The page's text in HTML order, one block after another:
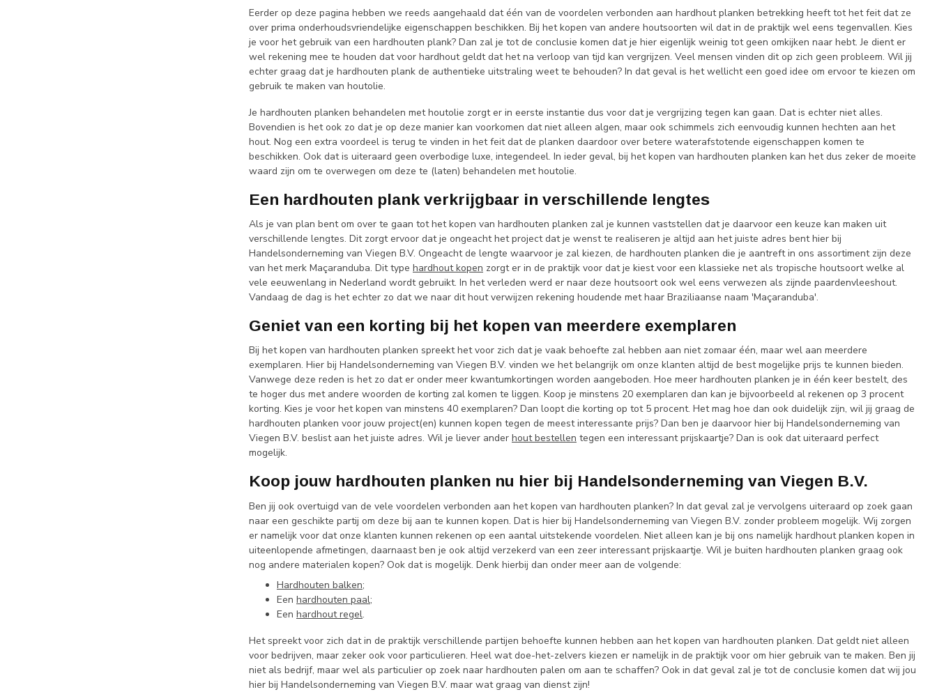
Eerder op deze pagina hebben we reeds aangehaald dat één van de voordelen verbonden aan hardhout planken betrekking heeft tot het feit dat ze
over prima onderhoudsvriendelijke eigenschappen beschikken. Bij het kopen van andere houtsoorten wil dat in de praktijk wel eens tegenvallen. Kies
je voor het gebruik van een hardhouten plank? Dan zal je tot de conclusie komen dat je hier eigenlijk weinig tot geen omkijken naar hebt. Je dient er
wel rekening mee te houden dat voor hardhout geldt dat het na verloop van tijd kan vergrijzen. Veel mensen vinden dit op zich geen probleem. Wil jij
echter graag dat je hardhouten plank de authentieke uitstraling weet te behouden? In dat geval is het wellicht een goed idee om ervoor te kiezen om
gebruik te maken van houtolie.
Je hardhouten planken behandelen met houtolie zorgt er in eerste instantie dus voor dat je vergrijzing tegen kan gaan. Dat is echter niet alles.
Bovendien is het ook zo dat je op deze manier kan voorkomen dat niet alleen algen, maar ook schimmels zich eenvoudig kunnen hechten aan het
hout. Nog een extra voordeel is terug te vinden in het feit dat de planken daardoor over betere waterafstotende eigenschappen komen te
beschikken. Ook dat is uiteraard geen overbodige luxe, integendeel. In ieder geval, bij het kopen van hardhouten planken kan het dus zeker de moeite
waard zijn om te overwegen om deze te (laten) behandelen met houtolie.
Een hardhouten plank verkrijgbaar in verschillende lengtes
Als je van plan bent om over te gaan tot het kopen van hardhouten planken zal je kunnen vaststellen dat je daarvoor een keuze kan maken uit
verschillende lengtes. Dit zorgt ervoor dat je ongeacht het project dat je wenst te realiseren je altijd aan het juiste adres bent hier bij
Handelsonderneming van Viegen B.V. Ongeacht de lengte waarvoor je zal kiezen, de hardhouten planken die je aantreft in ons assortiment zijn deze
van het merk Maçaranduba. Dit type hardhout kopen zorgt er in de praktijk voor dat je kiest voor een klassieke net als tropische houtsoort welke al
vele eeuwenlang in Nederland wordt gebruikt. In het verleden werd er naar deze houtsoort ook wel eens verwezen als zijnde paardenvleeshout.
Vandaag de dag is het echter zo dat we naar dit hout verwijzen rekening houdende met haar Braziliaanse naam 'Maçaranduba'.
Geniet van een korting bij het kopen van meerdere exemplaren
Bij het kopen van hardhouten planken spreekt het voor zich dat je vaak behoefte zal hebben aan niet zomaar één, maar wel aan meerdere
exemplaren. Hier bij Handelsonderneming van Viegen B.V. vinden we het belangrijk om onze klanten altijd de best mogelijke prijs te kunnen bieden.
Vanwege deze reden is het zo dat er onder meer kwantumkortingen worden aangeboden. Hoe meer hardhouten planken je in één keer bestelt, des
te hoger dus met andere woorden de korting zal komen te liggen. Koop je minstens 20 exemplaren dan kan je bijvoorbeeld al rekenen op 3 procent
korting. Kies je voor het kopen van minstens 40 exemplaren? Dan loopt die korting op tot 5 procent. Het mag hoe dan ook duidelijk zijn, wil jij graag de
hardhouten planken voor jouw project(en) kunnen kopen tegen de meest interessante prijs? Dan ben je daarvoor hier bij Handelsonderneming van
Viegen B.V. beslist aan het juiste adres. Wil je liever ander hout bestellen tegen een interessant prijskaartje? Dan is ook dat uiteraard perfect
mogelijk.
Koop jouw hardhouten planken nu hier bij Handelsonderneming van Viegen B.V.
Ben jij ook overtuigd van de vele voordelen verbonden aan het kopen van hardhouten planken? In dat geval zal je vervolgens uiteraard op zoek gaan
naar een geschikte partij om deze bij aan te kunnen kopen. Dat is hier bij Handelsonderneming van Viegen B.V. zonder probleem mogelijk. Wij zorgen
er namelijk voor dat onze klanten kunnen rekenen op een aantal uitstekende voordelen. Niet alleen kan je bij ons namelijk hardhout planken kopen in
uiteenlopende afmetingen, daarnaast ben je ook altijd verzekerd van een zeer interessant prijskaartje. Wil je buiten hardhouten planken graag ook
nog andere materialen kopen? Ook dat is mogelijk. Denk hierbij dan onder meer aan de volgende:
Hardhouten balken;
Een hardhouten paal;
Een hardhout regel.
Het spreekt voor zich dat in de praktijk verschillende partijen behoefte kunnen hebben aan het kopen van hardhouten planken. Dat geldt niet alleen
voor bedrijven, maar zeker ook voor particulieren. Heel wat doe-het-zelvers kiezen er namelijk in de praktijk voor om hier gebruik van te maken. Ben jij
niet als bedrijf, maar wel als particulier op zoek naar hardhouten palen om aan te schaffen? Ook in dat geval zal je tot de conclusie komen dat wij jou
hier bij Handelsonderneming van Viegen B.V. maar wat graag van dienst zijn!